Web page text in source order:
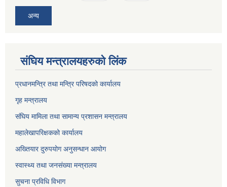
अन्य
संघिय मन्त्र‍ालयहरुको लिंक
प्रधानमन्त्रि तथा मन्त्रि परिषदको कार्यालय
गृह मन्त्रालय
संघिय मामिला तथा सामान्य प्रशासन मन्त्रालय
महालेखापरिक्षकको कार्यालय
अख्तियार दुरुपयोग अनुसन्धान आयोग
स्वास्थ्य तथा जनसंख्या मन्त्रालय
सुचना प्रविधि विभाग